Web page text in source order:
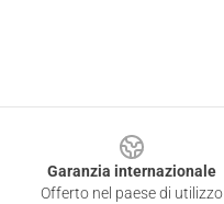
Garanzia internazionale
Offerto nel paese di utilizzo